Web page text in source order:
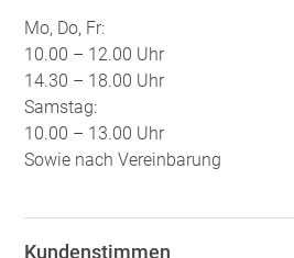
Mo, Do, Fr:
10.00 – 12.00 Uhr
14.30 – 18.00 Uhr
Samstag:
10.00 – 13.00 Uhr
Sowie nach Vereinbarung
Kundenstimmen